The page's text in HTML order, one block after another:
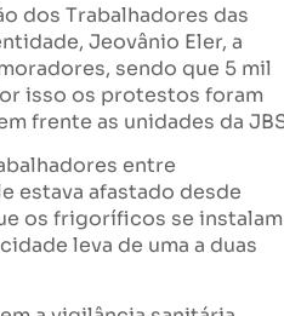
dos Trabalhadores das
Jeovânio Eler, a
sendo que 5 mil
isso os protestos foram
frente as unidades da
entre
estava afastado desde
os frigoríficos se instalam
leva de uma a duas